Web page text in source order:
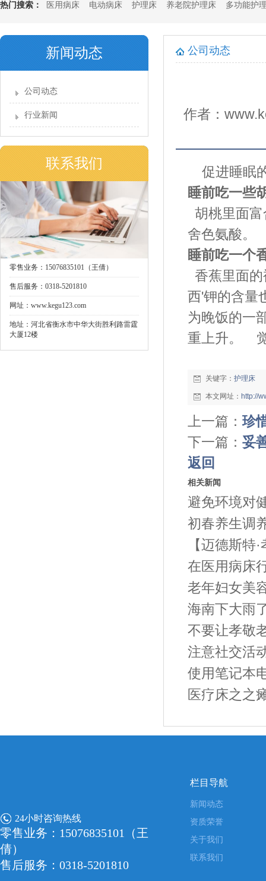
热门搜索： 医用病床 电动病床 护理床 养老院护理床 多功能护
垫 多功能坐垫
新闻动态
公司动态
行业新闻
联系我们
零售业务：15076835101（王倩）
售后服务：0318-5201810
网址：www.kegu123.com
地址：河北省衡水市中华大街胜利路雷霆
大厦12楼
公司动态
作者：
促进睡眠
睡前吃一些
胡桃里面
舍色氨酸。
睡前吃一个
香蕉里面
西'钾的含量
为晚饭的一
重上升。
关键字： 护理床
本文网址： http://
上一篇：珍
下一篇： 妥
返回
相关新闻
避免环境对
初春养生调
【迈德斯特
在医用病床
老年妇女美
海南下大雨
不要让孝敬
注意社交活
使用笔记本
医疗床之之
24小时咨询热线
零售业务：15076835101（王
倩）
售后服务：0318-5201810
栏目导航
新闻动态
资质荣誉
关于我们
联系我们